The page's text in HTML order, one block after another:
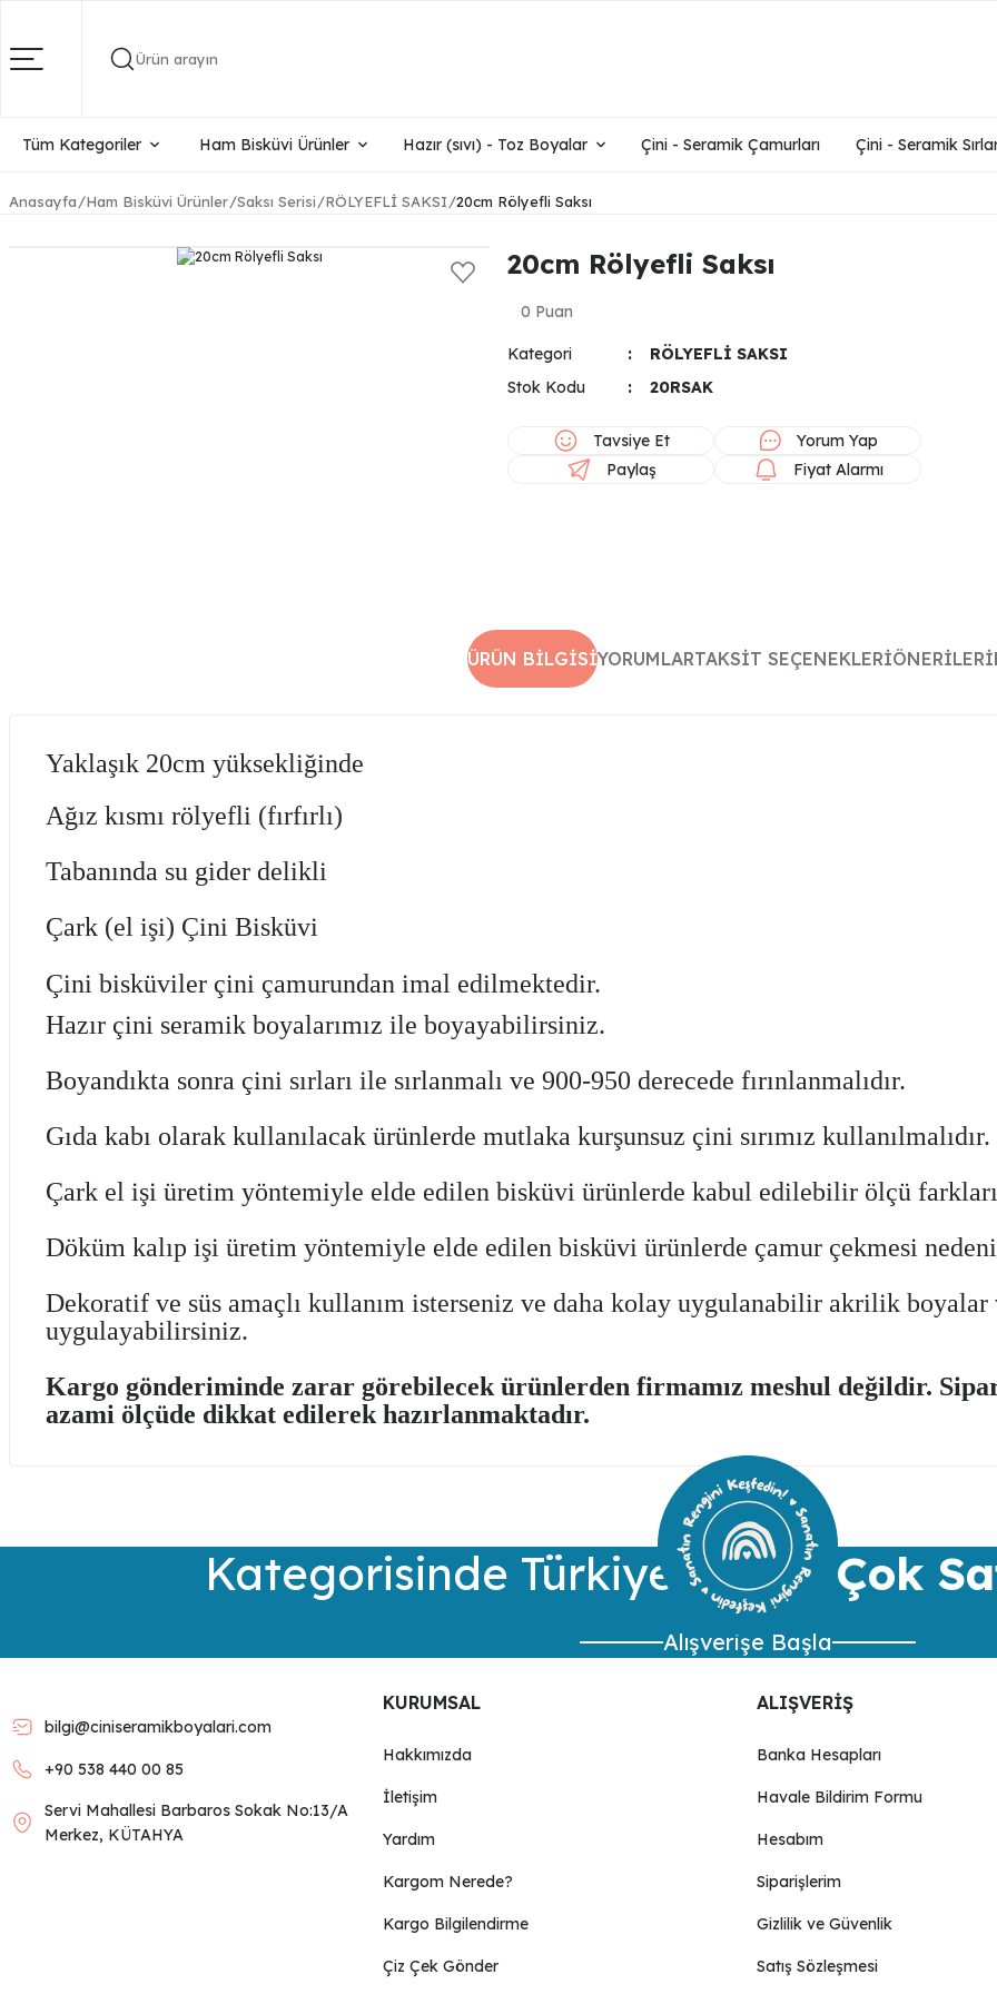
Ürün arayın
Tüm Kategoriler Ham Bisküvi Ürünler Hazır (sıvı) - Toz Boyalar Çini - Seramik Çamurları Çini - Seramik
Anasayfa Ham Bisküvi Ürünler Saksı Serisi RÖLYEFLİ SAKSI 20cm Rölyefli Saksı
20cm Rölyefli Saksı
0 Puan
Kategori
RÖLYEFLİ SAKSI
Stok Kodu
20RSAK
Tavsiye Et
Yorum Yap
Paylaş
Fiyat Alarmı
ÜRÜN BILGISIYORUMLARTAKSIT SEÇENEKLERI
Yaklaşık 20cm yüksekliğinde
Ağız kısmı rölyefli (fırfırlı)
Tabanında su gider delikli
Çark (el işi) Çini Bisküvi
Çini bisküviler çini çamurundan imal edilmektedir.
Hazır çini seramik boyalarımız ile boyayabilirsiniz.
Boyandıkta sonra çini sırları ile sırlanmalı ve 900-950 derecede fırınlanmalıdır.
Gıda kabı olarak kullanılacak ürünlerde mutlaka kurşunsuz çini sırımız kullanılmalıdır.
Çark el işi üretim yöntemiyle elde edilen bisküvi ürünlerde kabul edilebilir ölçü
Döküm kalıp işi üretim yöntemiyle elde edilen bisküvi ürünlerde çamur çekmesi
Dekoratif ve süs amaçlı kullanım isterseniz ve daha kolay uygulanabilir akrilik
uygulayabilirsiniz.
Kargo gönderiminde zarar görebilecek ürünlerden firmamız meshul değildir.
azami ölçüde dikkat edilerek hazırlanmaktadır.
Bu ürüne ilk yorumu siz yapın!
Yorum Yaz
Ürün açıklamasında eksik bilgiler bulunuyor.
Kategorisinde Türkiye’ninEn Çok
Alışverişe Başla
bilgi@ciniseramikboyalari.com
+90 538 440 00 85
Servi Mahallesi Barbaros Sokak No:13/A
Merkez, KÜTAHYA
KURUMSAL
Hakkımızda
İletişim
Yardım
Kargom Nerede?
Kargo Bilgilendirme
Çiz Çek Gönder
ALIŞVERİŞ
Banka Hesapları
Havale Bildirim Formu
Hesabım
Siparişlerim
Gizlilik ve Güvenlik
Satış Sözleşmesi